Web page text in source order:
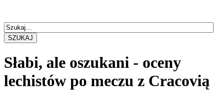
SZUKAJ
Słabi, ale oszukani - oceny
lechistów po meczu z Cracovią